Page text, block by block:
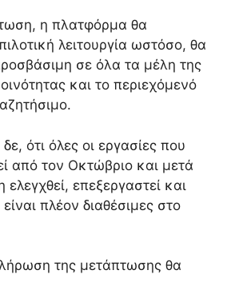
η πλατφόρμα θα
λειτουργία ωστόσο, θα
σε όλα τα μέλη της
και το περιεχόμενό
ότι όλες οι εργασίες που
από τον Οκτώβριο και μετά
επεξεργαστεί και
είναι πλέον διαθέσιμες στο
της μετάπτωσης θα